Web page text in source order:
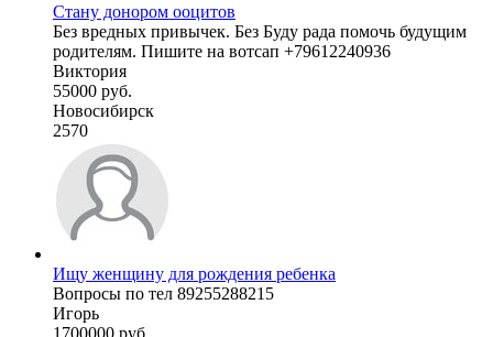
Стану донором ооцитов
Без вредных привычек. Без Буду рада помочь будущим
родителям. Пишите на вотсап +79612240936
Виктория
55000 руб.
Новосибирск
2570
Ищу женщину для рождения ребенка
Вопросы по тел 89255288215
Игорь
1700000 руб.